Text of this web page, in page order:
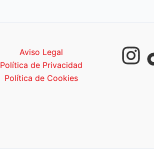
Aviso Legal
Política de Privacidad
Política de Cookies